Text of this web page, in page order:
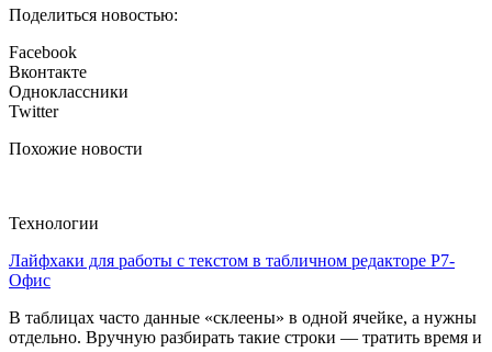
Поделиться новостью:
Facebook
Вконтакте
Одноклассники
Twitter
Похожие новости
Технологии
Лайфхаки для работы с текстом в табличном редакторе Р7-
Офис
В таблицах часто данные «склеены» в одной ячейке, а нужны
отдельно. Вручную разбирать такие строки — тратить время и